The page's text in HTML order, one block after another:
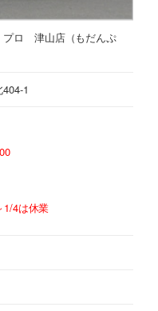
プロ 津山店（もだんぷ
1
1/4は休業